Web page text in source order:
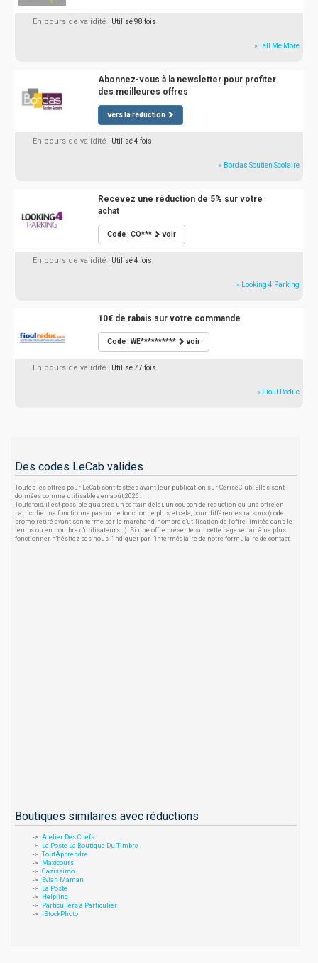
En cours de validité | Utilisé 98 fois
» Tell Me More
Abonnez-vous à la newsletter pour profiter
des meilleures offres
vers la réduction
En cours de validité | Utilisé 4 fois
» Bordas Soutien Scolaire
Recevez une réduction de 5% sur votre
achat
Code : CO*** voir
En cours de validité | Utilisé 4 fois
» Looking 4 Parking
10€ de rabais sur votre commande
Code : WE********** voir
En cours de validité | Utilisé 77 fois
» Fioul Reduc
Des codes LeCab valides
Toutes les offres pour LeCab sont testées avant leur publication sur CeriseClub. Elles sont
données comme utilisables en août 2026.
Toutefois, il est possible qu'après un certain délai, un coupon de réduction ou une offre en
particulier ne fonctionne pas ou ne fonctionne plus, et cela, pour différentes raisons (code
promo retiré avant son terme par le marchand, nombre d'utilisation de l'offre limitée dans le
temps ou en nombre d'utilisateurs...). Si une offre présente sur cette page venait à ne plus
fonctionner, n'hésitez pas nous l'indiquer par l'intermédiaire de notre formulaire de contact.
Boutiques similaires avec réductions
Atelier Des Chefs
La Poste La Boutique Du Timbre
ToutApprendre
Maxicours
Gazissimo
Evian Maman
La Poste
Helpling
Particuliers à Particulier
iStockPhoto